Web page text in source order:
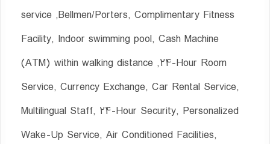
service ,Bellmen/Porters, Complimentary Fitness
Facility, Indoor swimming pool, Cash Machine
(ATM) within walking distance ,24-Hour Room
Service, Currency Exchange, Car Rental Service,
Multilingual Staff, 24-Hour Security, Personalized
Wake-Up Service, Air Conditioned Facilities,